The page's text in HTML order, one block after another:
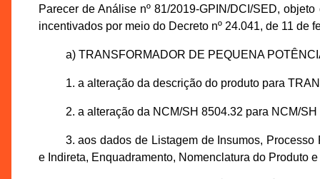
Parecer de Análise nº 81/2019-GPIN/DCI/SED,
incentivados por meio do Decreto nº 24.041, de 11 de
a) TRANSFORMADOR DE PEQUENA
1. a alteração da descrição do produto para
2. a alteração da NCM/SH 8504.32 para NCM/SH
3. aos dados de Listagem de Insumos,
e Indireta, Enquadramento, Nomenclatura do Produto